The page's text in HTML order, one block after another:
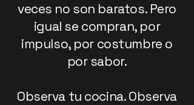
veces no son baratos. Pero
igual se compran, por
impulso, por costumbre o
por sabor.
Observa tu cocina. Observa